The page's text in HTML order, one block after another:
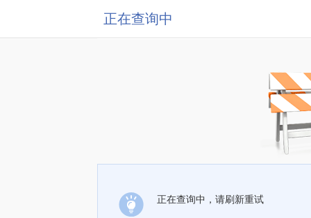
正在查询中
正在查询中，请刷新重试